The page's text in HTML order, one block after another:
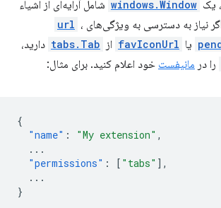
یک windows.Window شامل آرایه‌ای از اشیاء
نیاز به دسترسی به ویژگی‌های url ،
یا favIconUrl از tabs.Tab دارید،
را در مانیفست خود اعلام کنید. برای مثال:
{
"name" : "My extension" ,
...
"permissions" : [ "tabs" ],
...
}